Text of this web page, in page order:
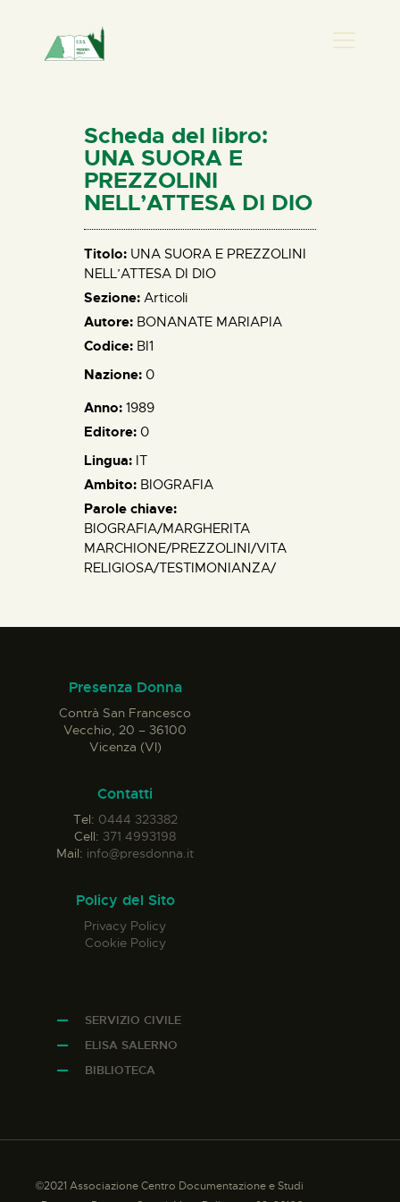
HOME
CHI SIAMO
NEWS
PERCORSI
ELISA SALERNO
CONTATTI
Scheda del libro:
UNA SUORA E
PREZZOLINI
NELL’ATTESA DI DIO
Titolo: UNA SUORA E PREZZOLINI
NELL’ATTESA DI DIO
Sezione: Articoli
Autore: BONANATE MARIAPIA
Codice: BI1
Nazione: 0
Anno: 1989
Editore: 0
Lingua: IT
Ambito: BIOGRAFIA
Parole chiave:
BIOGRAFIA/MARGHERITA
MARCHIONE/PREZZOLINI/VITA
RELIGIOSA/TESTIMONIANZA/
Presenza Donna
Contrà San Francesco
Vecchio, 20 – 36100
Vicenza (VI)
Contatti
Tel: 0444 323382
Cell: 371 4993198
Mail: info@presdonna.it
Policy del Sito
Privacy Policy
Cookie Policy
SERVIZIO CIVILE
ELISA SALERNO
BIBLIOTECA
©2021 Associazione Centro Documentazione e Studi